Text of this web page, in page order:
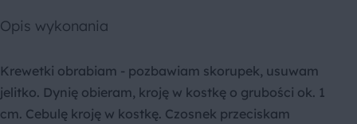
Opis wykonania
Krewetki obrabiam - pozbawiam skorupek, usuwam
jelitko. Dynię obieram, kroję w kostkę o grubości ok. 1
cm. Cebulę kroję w kostkę. Czosnek przeciskam